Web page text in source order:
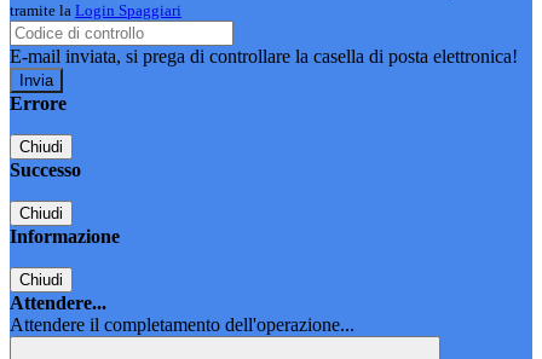
tramite la Login Spaggiari
E-mail inviata, si prega di controllare la casella di posta elettronica!
Errore
Chiudi
Successo
Chiudi
Informazione
Chiudi
Attendere...
Attendere il completamento dell'operazione...